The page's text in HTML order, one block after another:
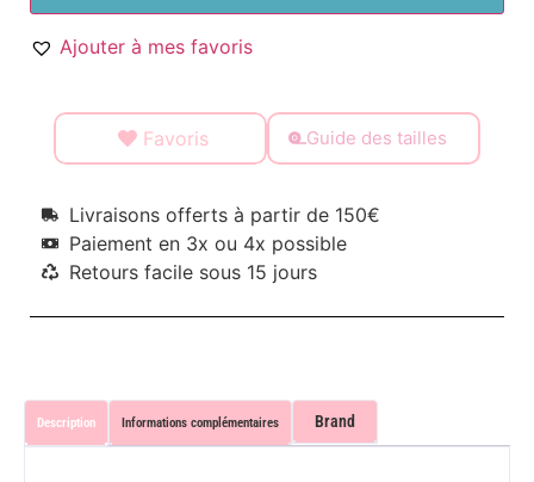
Ajouter à mes favoris
Favoris Guide des tailles
Livraisons offerts à partir de 150€
Paiement en 3x ou 4x possible
Retours facile sous 15 jours
Description Informations complémentaires Brand